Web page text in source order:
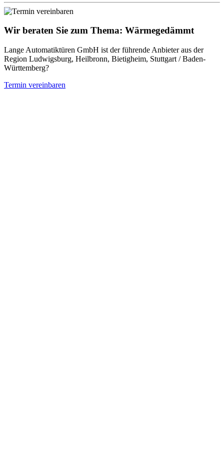
Wir beraten Sie zum Thema: Wärmegedämmt
Lange Automatiktüren GmbH ist der führende Anbieter aus der
Region Ludwigsburg, Heilbronn, Bietigheim, Stuttgart / Baden-
Württemberg?
Termin vereinbaren